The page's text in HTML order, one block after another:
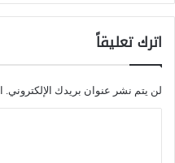
ه
ل
م
ي
اترك تعليقاً
لن يتم نشر عنوان بريدك الإلكتروني.